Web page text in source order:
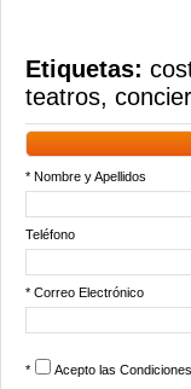
Etiquetas:
teatros,
* Nombre y Apellidos
Teléfono
* Correo Electrónico
* Acepto las